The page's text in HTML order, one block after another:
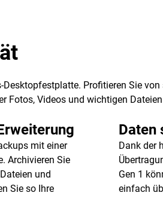
Profitieren Sie
Fotos, Videos und wichtigen
mit einer
Archivieren Sie
und
Sie so Ihre
Daten
Dank der
Gen 1
einfach